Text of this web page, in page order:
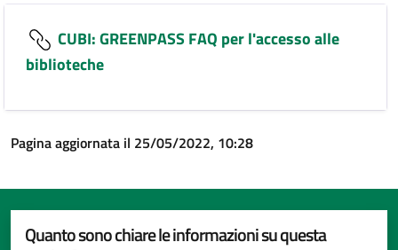
CUBI: GREENPASS FAQ per l'accesso alle
biblioteche
Pagina aggiornata il 25/05/2022, 10:28
Quanto sono chiare le informazioni su questa